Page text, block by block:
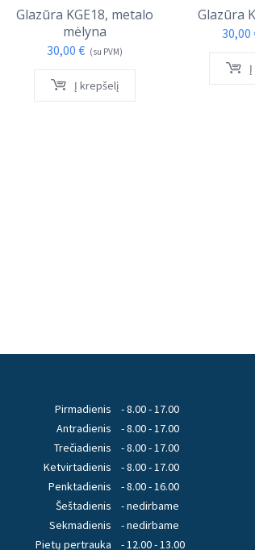
Glazūra KGE18, metalo
mėlyna
30,00 € (su PVM)
Į krepšelį
Glazūra
30,00
Pirmadienis
Antradienis
Trečiadienis
Ketvirtadienis
Penktadienis
Šeštadienis
Sekmadienis
Pietų pertrauka
- 8.00 - 17.00
- 8.00 - 17.00
- 8.00 - 17.00
- 8.00 - 17.00
- 8.00 - 16.00
- nedirbame
- nedirbame
- 12.00 - 13.00